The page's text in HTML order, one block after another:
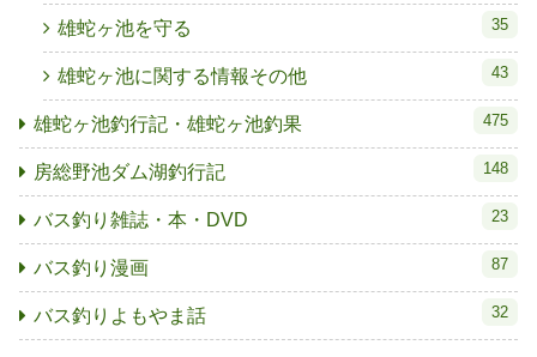
雄蛇ヶ池を守る 35
雄蛇ヶ池に関する情報その他 43
雄蛇ヶ池釣行記・雄蛇ヶ池釣果 475
房総野池ダム湖釣行記 148
バス釣り雑誌・本・DVD 23
バス釣り漫画 87
バス釣りよもやま話 32